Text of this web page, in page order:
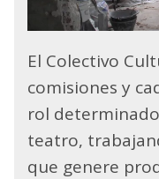
El Colectivo
comisiones y
rol
teatro,
que genere